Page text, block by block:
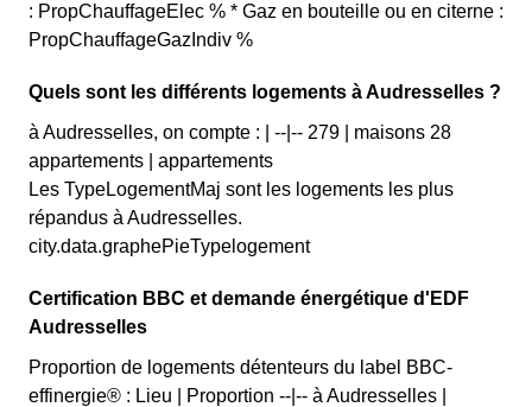
: PropChauffageElec % * Gaz en bouteille ou en citerne :
PropChauffageGazIndiv %
Quels sont les différents logements à Audresselles ?
à Audresselles, on compte : | --|-- 279 | maisons 28
appartements | appartements
Les TypeLogementMaj sont les logements les plus
répandus à Audresselles.
city.data.graphePieTypelogement
Certification BBC et demande énergétique d'EDF
Audresselles
Proportion de logements détenteurs du label BBC-
effinergie® : Lieu | Proportion --|-- à Audresselles |